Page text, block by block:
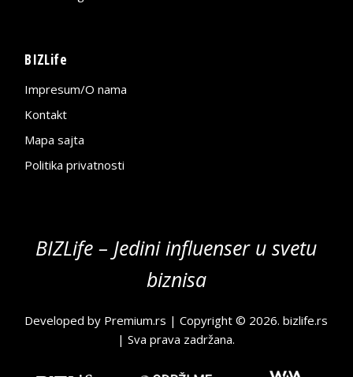
BIZLife
Impresum/O nama
Kontakt
Mapa sajta
Politika privatnosti
BIZLife – Jedini influenser u svetu
biznisa
Developed by Premium.rs | Copyright © 2026.bizlife.rs
| Sva prava zadržana.